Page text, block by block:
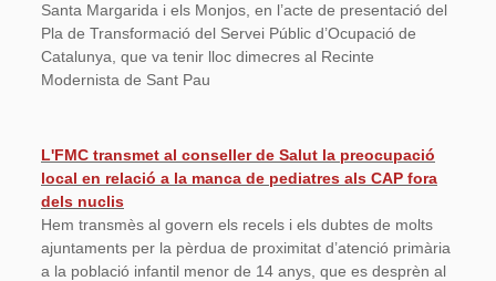
Santa Margarida i els Monjos, en l’acte de presentació del
Pla de Transformació del Servei Públic d’Ocupació de
Catalunya, que va tenir lloc dimecres al Recinte
Modernista de Sant Pau
L'FMC transmet al conseller de Salut la preocupació
local en relació a la manca de pediatres als CAP fora
dels nuclis
Hem transmès al govern els recels i els dubtes de molts
ajuntaments per la pèrdua de proximitat d’atenció primària
a la població infantil menor de 14 anys, que es desprèn al